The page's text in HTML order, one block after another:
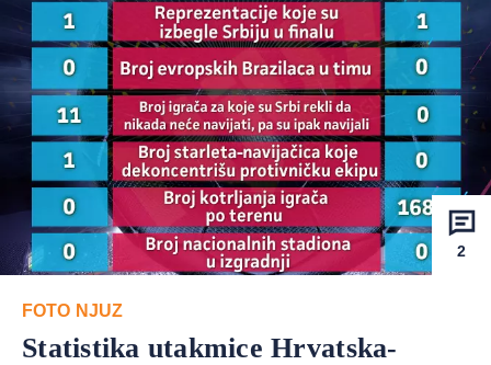
2
FOTO NJUZ
Statistika utakmice Hrvatska-